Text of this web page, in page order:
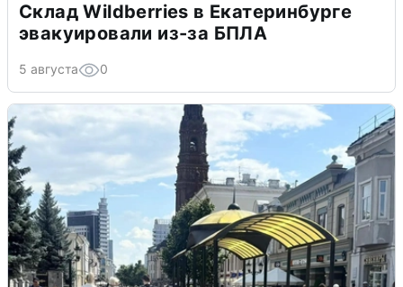
Склад Wildberries в Екатеринбурге
эвакуировали из-за БПЛА
5 августа 0